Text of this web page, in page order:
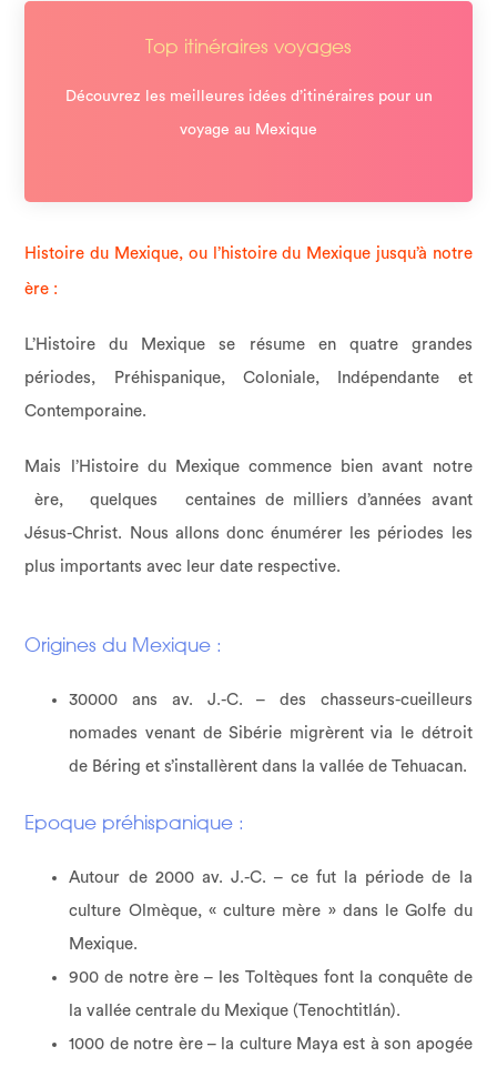
Histoire du Mexique, ou l’histoire du Mexique jusqu’à notre
ère :
L’Histoire du Mexique se résume en quatre grandes
périodes, Préhispanique, Coloniale, Indépendante et
Contemporaine.
Mais l’Histoire du Mexique commence bien avant notre
ère, quelques centaines de milliers d’années avant
Jésus-Christ. Nous allons donc énumérer les périodes les
plus importants avec leur date respective.
Origines du Mexique :
30000 ans av. J.-C. – des chasseurs-cueilleurs
nomades venant de Sibérie migrèrent via le détroit
de Béring et s’installèrent dans la vallée de Tehuacan.
Epoque préhispanique :
Autour de 2000 av. J.-C. – ce fut la période de la
culture Olmèque, « culture mère » dans le Golfe du
Mexique.
900 de notre ère – les Toltèques font la conquête de
la vallée centrale du Mexique (Tenochtitlán).
1000 de notre ère – la culture Maya est à son apogée
Top itinéraires voyages
Découvrez les meilleures idées d’itinéraires pour un
voyage au Mexique